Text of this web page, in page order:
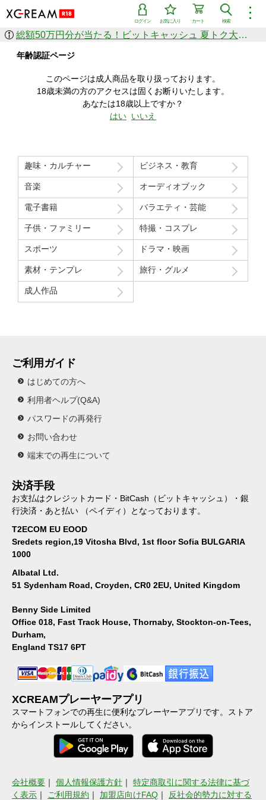
︙
検索
カート
お気に入り
ログイン
作品を探す
ジャンル
シリーズ
人気のセール中商品
新着セール中商品
すべての作品から探す
価格の安い順
価格の高い順
月間ランキング
年間ランキング
総額50万円分が当たる！ビットキャッシュ 夏トク大感謝祭
年齢認証ページ
このページは成人商品を取り扱っております。
18歳未満の方のアクセスは固くお断りいたします。
あなたは18歳以上ですか？
はい いいえ
趣味・カルチャー ビジネス・教育
音楽 オーディオブック
電子書籍 バラエティ・芸能
子供・ファミリー 特撮・コスプレ
スポーツ ドラマ・映画
素材・テンプレ 旅行・グルメ
成人作品
ご利用ガイド
はじめての方へ
利用者ヘルプ(Q&A)
パスワードの再発行
お問い合わせ
端末での再生について
決済手段
お支払はクレジットカード・BitCash（ビットキャッシュ）・銀
行決済・あと払い （ペイディ）となっております。
T2ECOM EU EOOD
Sredets region,19 Vitosha Blvd, 1st floor Sofia BULGARIA
1000
Albatal Ltd.
51 Sydenham Road, Croyden, CR0 2EU, United Kingdom
Benny Side Limited
Office 018, Fast Track House, Thornaby, Stockton-on-Tees,
Durham,
England TS17 6PT
XCREAMプレーヤーアプリ
スマートフォンでの再生に便利なプレーヤーアプリです。ストア
からインストールしてください。
会社概要 ｜ 個人情報保護方針 ｜ 特定商取引に関する法律に基づ
く表示 ｜ ご利用規約 ｜ 加盟店向けFAQ ｜ 反社会的勢力に対する